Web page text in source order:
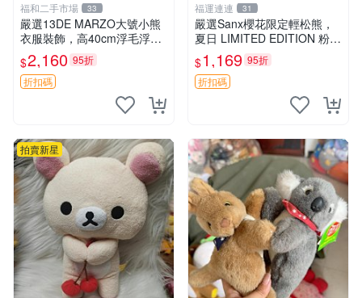
福和二手市場 33
嚴選13DE MARZO大號小熊
衣服裝飾，高40cm浮毛浮
灰，詳觀後再拍。二手收藏請
珍惜。 13DE MARZO 二手
小熊 衣服裝飾
$2,160 95折
折扣碼
福運連連 31
嚴選Sanx櫻花限定輕松熊，
夏日 LIMITED EDITION 粉色
毛絨熊，背有拉鏈設計，肚內
填充豆袋，精致工藝呈現，狀
態如新，適合收藏與送人 櫻
$1,169 95折
折扣碼
拍賣新星